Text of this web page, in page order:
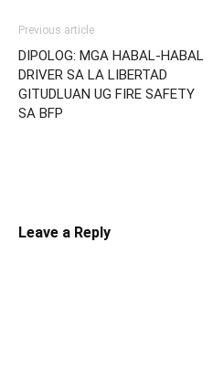
Previous article
DIPOLOG: MGA HABAL-HABAL
DRIVER SA LA LIBERTAD
GITUDLUAN UG FIRE SAFETY
SA BFP
Leave a Reply